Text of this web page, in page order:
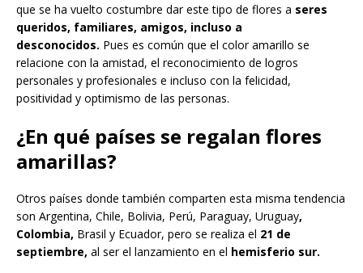
que se ha vuelto costumbre dar este tipo de flores a seres
queridos, familiares, amigos, incluso a
desconocidos. Pues es común que el color amarillo se
relacione con la amistad, el reconocimiento de logros
personales y profesionales e incluso con la felicidad,
positividad y optimismo de las personas.
¿En qué países se regalan flores
amarillas?
Otros países donde también comparten esta misma tendencia
son Argentina, Chile, Bolivia, Perú, Paraguay, Uruguay,
Colombia, Brasil y Ecuador, pero se realiza el 21 de
septiembre, al ser el lanzamiento en el hemisferio sur.